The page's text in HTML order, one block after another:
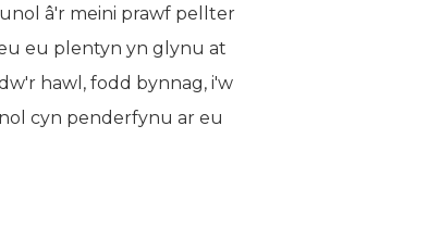
â'r meini prawf pellter
eu plentyn yn glynu at
hawl, fodd bynnag, i'w
cyn penderfynu ar eu